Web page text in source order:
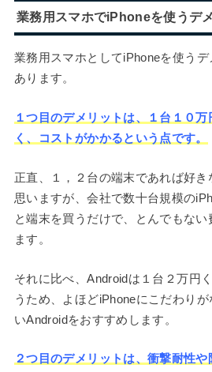
業務用スマホでiPhoneを使うデ
業務用スマホとしてiPhoneを使う
あります。
１つ目のデメリットは、１台１０
く、コストがかかるという点です。
正直、１，２台の端末であれば好き
思いますが、会社で数十台規模の
と端末を買うだけで、とんでもない
ます。
それに比べ、Androidは１台２万円
うため、よほどiPhoneにこだわり
いAndroidをおすすめします。
２つ目のデメリットは、衝撃耐性や